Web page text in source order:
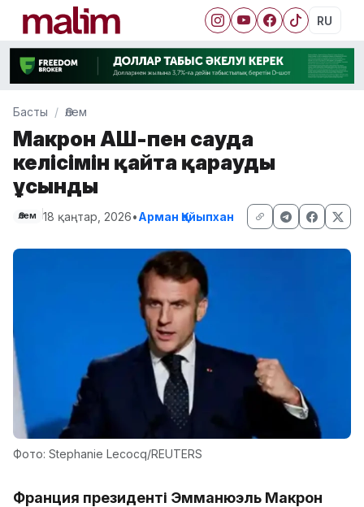
RU
Басты Әлем
Макрон АҚШ-пен сауда
келісімін қайта қарауды
ұсынды
Әлем 18 қаңтар, 2026•Арман Қайыпхан
Фото: Stephanie Lecocq/REUTERS
Франция президенті Эмманюэль Макрон